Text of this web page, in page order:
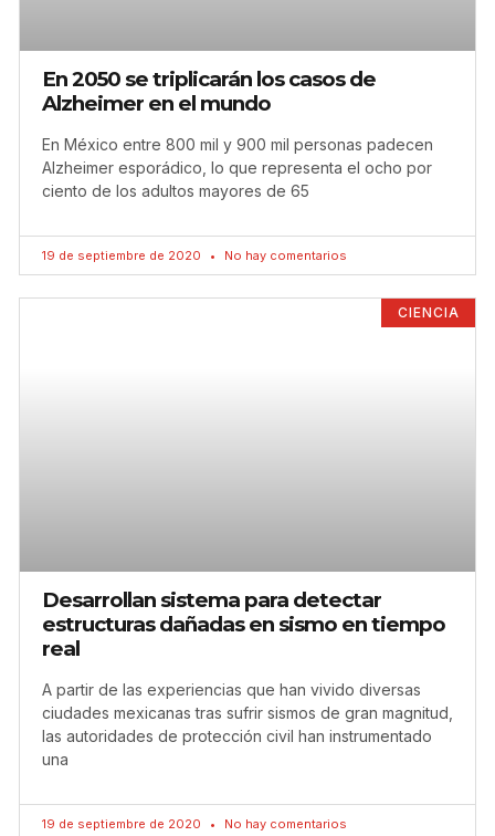
En 2050 se triplicarán los casos de
Alzheimer en el mundo
En México entre 800 mil y 900 mil personas padecen
Alzheimer esporádico, lo que representa el ocho por
ciento de los adultos mayores de 65
19 de septiembre de 2020 No hay comentarios
CIENCIA
Desarrollan sistema para detectar
estructuras dañadas en sismo en tiempo
real
A partir de las experiencias que han vivido diversas
ciudades mexicanas tras sufrir sismos de gran magnitud,
las autoridades de protección civil han instrumentado
una
19 de septiembre de 2020 No hay comentarios